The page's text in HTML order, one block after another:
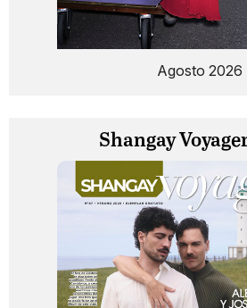
Agosto 2026
Shangay